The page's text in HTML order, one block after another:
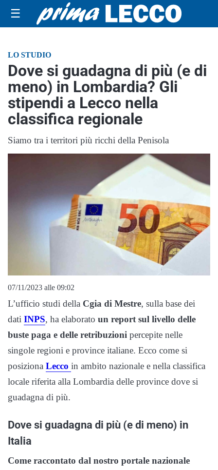
☰
LO STUDIO
Dove si guadagna di più (e di
meno) in Lombardia? Gli
stipendi a Lecco nella
classifica regionale
Siamo tra i territori più ricchi della Penisola
07/11/2023 alle 09:02
L’ufficio studi della Cgia di Mestre, sulla base dei
dati INPS, ha elaborato un report sul livello delle
buste paga e delle retribuzioni percepite nelle
singole regioni e province italiane. Ecco come si
posiziona Lecco in ambito nazionale e nella classifica
locale riferita alla Lombardia delle province dove si
guadagna di più.
Dove si guadagna di più (e di meno) in
Italia
Come raccontato dal nostro portale nazionale